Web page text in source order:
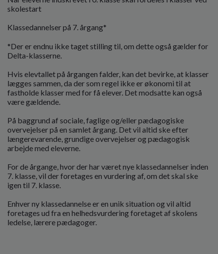
skolestart
Klassedannelser på 7. årgang*
*Der er endnu ikke taget stilling til, om dette også gælder for
Delta-klasserne.
Hvis elevtallet på årgangen falder, kan det bevirke, at klasser
lægges sammen, da der som regel ikke er økonomi til at
fastholde klasser med for få elever. Det modsatte kan også
være gældende.
På baggrund af sociale, faglige og/eller pædagogiske
overvejelser på en samlet årgang. Det vil altid ske efter
længerevarende, grundige overvejelser og pædagogisk
arbejde med eleverne.
For de årgange, hvor der har været nye klassedannelser inden
7. klasse, vil der foretages en vurdering af, om det skal ske
igen til 7. klasse.
Enhver ny klassedannelse er en unik situation og vil altid
foretages ud fra en helhedsvurdering foretaget af skolens
ledelse, lærere pædagoger.